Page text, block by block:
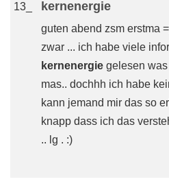
13_ kernenergie
guten abend zsm erstma
zwar ... ich habe viele
kernenergie gelesen
mas.. dochhh ich habe
kann jemand mir das so
knapp dass ich das
.. lg . :)